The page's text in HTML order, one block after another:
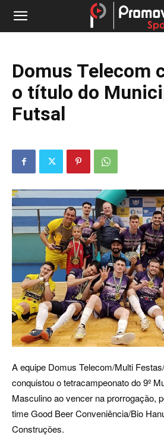
Domus Telecom
o título do
Futsal
A equipe Domus Telecom/Multi
conquistou o tetracampeonato do 9º
Masculino ao vencer na prorrogação,
time Good Beer Conveniência/Bio
Construções.